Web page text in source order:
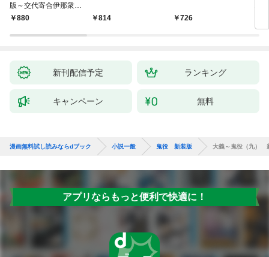
版～交代寄合伊那衆異
聞（1）～
880 814 726
新刊配信予定 ランキング
キャンペーン 無料
漫画無料試し読みならdブック 小説一般 鬼役 新装版 大義～鬼役（九）
アプリならもっと便利で快適に！